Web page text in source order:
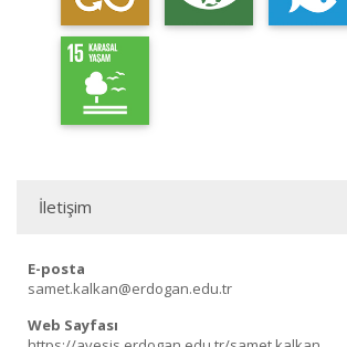
İletişim
E-posta
samet.kalkan@erdogan.edu.tr
Web Sayfası